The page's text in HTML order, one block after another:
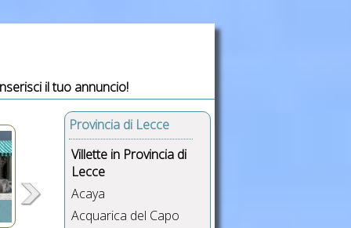
il tuo annuncio!
Provincia di Lecce
Villette in Provincia di
Lecce
Acaya
Acquarica del Capo